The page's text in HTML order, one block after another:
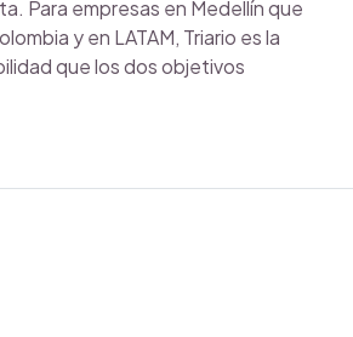
Para empresas en Medellín que
y en LATAM, Triario es la
que los dos objetivos